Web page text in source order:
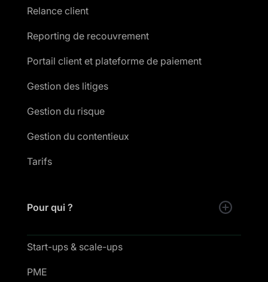
Relance client
Reporting de recouvrement
Portail client et plateforme de paiement
Gestion des litiges
Gestion du risque
Gestion du contentieux
Tarifs
Pour qui ?
Start-ups & scale-ups
PME